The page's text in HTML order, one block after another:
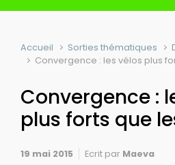
Accueil Sorties thématiques
Convergence : les vélos plus
Convergence :
plus forts que
19 mai 2015 Ecrit par Maeva